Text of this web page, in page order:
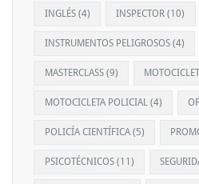
INGLÉS(4) INSPECTOR (10)
INSTRUMENTOS PELIGROSOS(4)
MASTERCLASS(9)
MOTOCICLETA POLICIAL(4)
POLICÍA CIENTÍFICA(5)
PSICOTÉCNICOS(11)